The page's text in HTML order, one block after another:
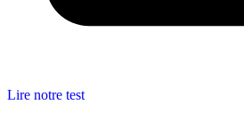
Lire notre test